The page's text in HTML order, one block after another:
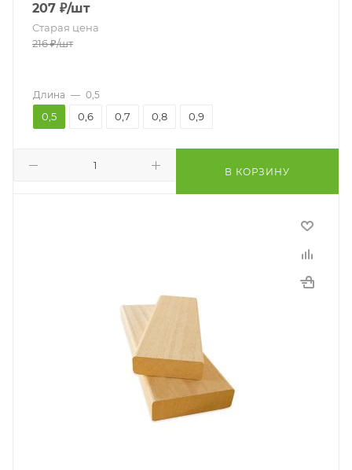
207 ₽/шт
Старая цена
216₽/шт
В КОРЗИНУ
Длина — 0,5
0,5 0,6 0,7 0,8 0,9